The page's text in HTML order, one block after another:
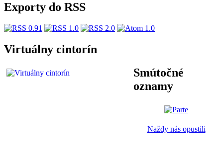
Exporty do RSS
Virtuálny cintorín
Smútočné
oznamy
Naždy nás opustili